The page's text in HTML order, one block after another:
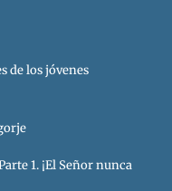
de los jóvenes
1. ¡El Señor nunca